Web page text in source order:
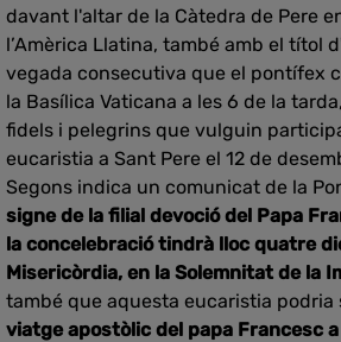
davant l'altar de la Càtedra de Pere
l’Amèrica Llatina, també amb el títol
vegada consecutiva que el pontífex
la Basílica Vaticana a les 6 de la
fidels i pelegrins que vulguin
eucaristia a Sant Pere el 12 de
Segons indica un comunicat de la
signe de la filial devoció del Papa
la concelebració tindrà lloc quatre
Misericòrdia, en la Solemnitat de la
també que aquesta eucaristia
viatge apostòlic del papa Francesc